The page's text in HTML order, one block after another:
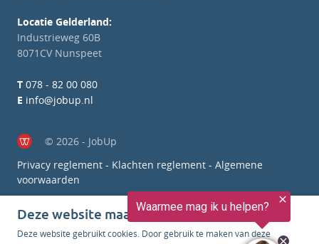
Locatie Gelderland:
Industrieweg 60B
8071CV Nunspeet
T 078 - 82 00 080
E info@jobup.nl
© 2026 - JobUp
Privacy reglement - Klachten reglement - Algemene
voorwaarden
Deze website maakt gebruik van cookies
Deze website gebruikt cookies. Door gebruik te maken van deze